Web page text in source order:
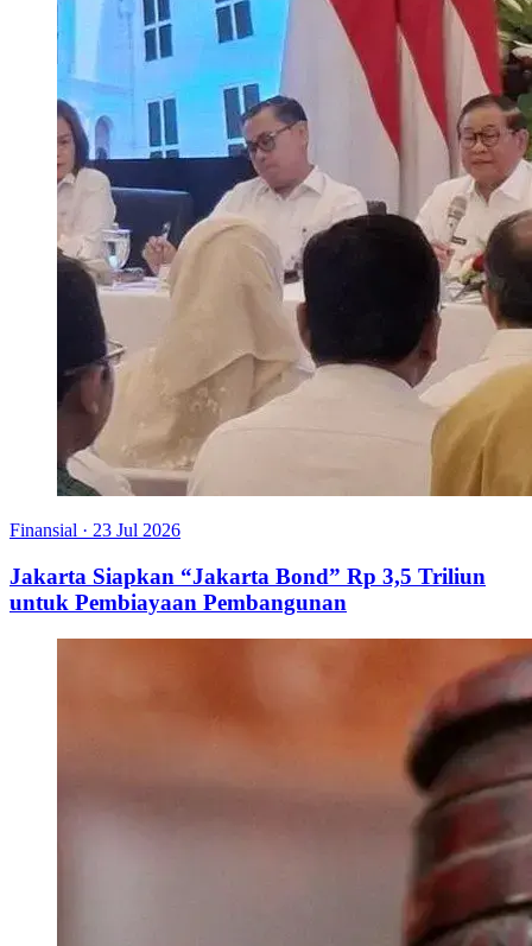
Finansial · 23 Jul 2026
Jakarta Siapkan “Jakarta Bond” Rp 3,5 Triliun
untuk Pembiayaan Pembangunan